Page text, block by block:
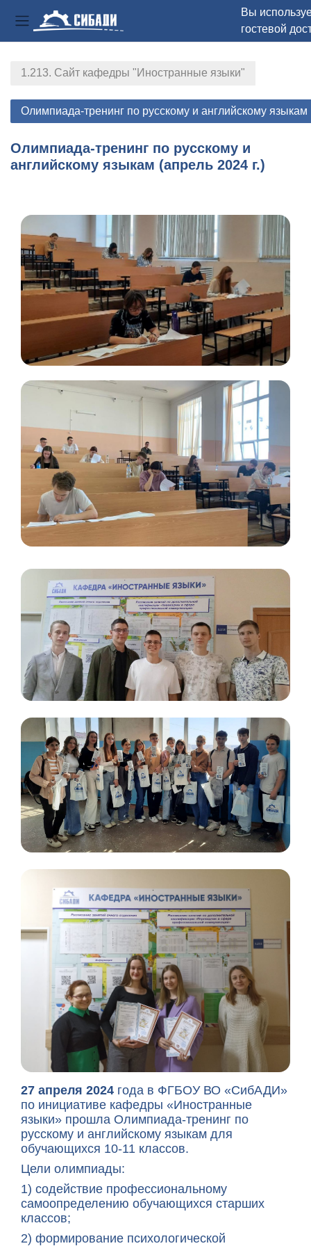
Боковая панель
Вы
гостевой
1.213. Сайт кафедры "Иностранные языки"
Олимпиада-тренинг по русскому и английскому языкам
Олимпиада-тренинг по русскому и
английскому языкам (апрель 2024 г.)
27 апреля 2024 года в ФГБОУ ВО «СибАДИ»
по инициативе кафедры «Иностранные
языки» прошла Олимпиада-тренинг по
русскому и английскому языкам для
обучающихся 10-11 классов.
Цели олимпиады:
1) содействие профессиональному
самоопределению обучающихся старших
классов;
2) формирование психологической